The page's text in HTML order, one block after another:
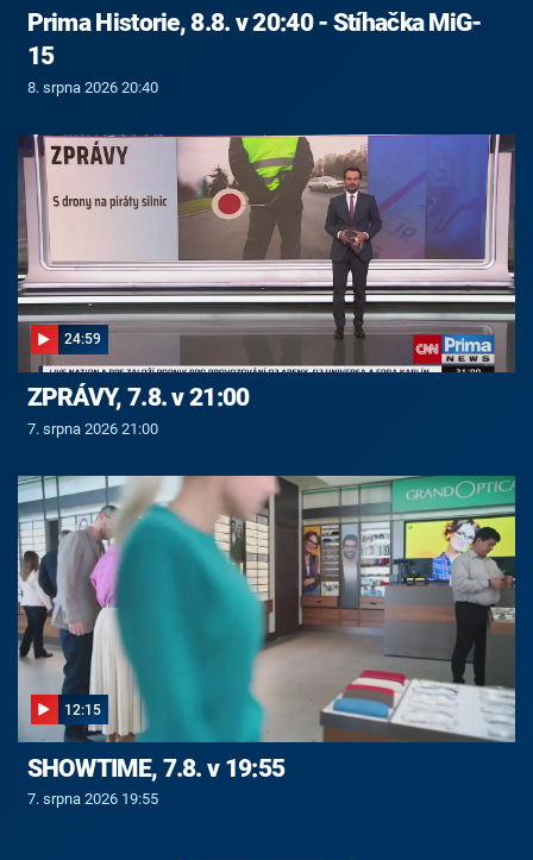
Prima Historie, 8.8. v 20:40 - Stíhačka MiG-
15
8. srpna 2026 20:40
24:59
ZPRÁVY, 7.8. v 21:00
7. srpna 2026 21:00
12:15
SHOWTIME, 7.8. v 19:55
7. srpna 2026 19:55